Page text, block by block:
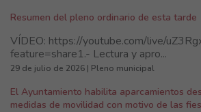
Resumen del pleno ordinario de esta tarde
VÍDEO: https://youtube.com/live/
feature=share1.- Lectura y apro...
29 de julio de 2026 | Pleno municipal
El Ayuntamiento habilita aparcamientos
medidas de movilidad con motivo de las